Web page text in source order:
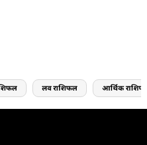
लव राशिफल आर्थिक